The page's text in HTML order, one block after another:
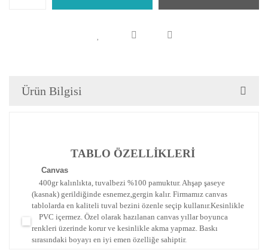
Ürün Bilgisi
TABLO ÖZELLİKLERİ
Canvas
400gr kalınlıkta, tuvalbezi %100 pamuktur. Ahşap şaseye
(kasnak) gerildiğinde esnemez,gergin kalır. Firmamız canvas
tablolarda en kaliteli tuval bezini özenle seçip kullanır.Kesinlikle
PVC içermez. Özel olarak hazılanan canvas yıllar boyunca
renkleri üzerinde korur ve kesinlikle akma yapmaz. Baskı
sırasındaki boyayı en iyi emen özelliğe sahiptir.